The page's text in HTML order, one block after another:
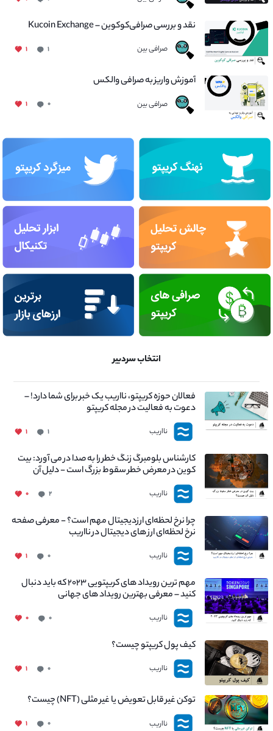
نقد و بررسی صرافی‌کوکوین – Kucoin Exchange
صرافی بین ۱ ۱
آموزش واریز به صرافی والکس
صرافی بین ۰ ۱
انتخاب سردبیر
فعالان حوزه کریپتو، نااریب یک خبر برای شما دارد! –
دعوت به فعالیت در مجله کریپتو
نااریب ۱ ۱
کارشناس بلومبرگ زنگ خطر را به صدا در می آورد: بیت
کوین در معرض خطر سقوط بزرگ است - دلیل آن
چیست؟
نااریب ۲ ۰
چرا نرخ لحظه‌ای ارزدیجیتال مهم است؟ - معرفی صفحه
نرخ لحظه‌ای ارز های دیجیتال در نااریب
نااریب ۰ ۱
مهم ترین رویداد های کریپتویی ۲۰۲۳ که باید دنبال
کنید – معرفی بهترین رویداد های جهانی
نااریب ۰ ۰
کیف پول کریپتو چیست؟
نااریب ۰ ۱
توکن غیر قابل تعویض یا غیر مثلی (NFT) چیست؟
نااریب ۰ ۱